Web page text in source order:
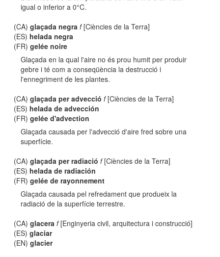
igual o inferior a 0°C.
(CA)glaçada negra f[Ciències de la Terra]
(ES) helada negra
(FR)gelée noire
Glaçada en la qual l'aire no és prou humit per produir
gebre i té com a conseqüència la destrucció i
l'ennegriment de les plantes.
(CA)glaçada per advecció f[Ciències de la Terra]
(ES) helada de advección
(FR)gelée d'advection
Glaçada causada per l'advecció d'aire fred sobre una
superfície.
(CA)glaçada per radiació f[Ciències de la Terra]
(ES) helada de radiación
(FR)gelée de rayonnement
Glaçada causada pel refredament que produeix la
radiació de la superfície terrestre.
(CA)glacera f[Enginyeria civil, arquitectura i construcció]
(ES)glaciar
(EN)glacier